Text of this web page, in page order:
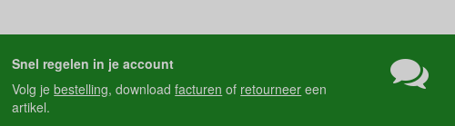
Snel regelen in je account
Volg jebestelling, downloadfacturen of retourneer een
artikel.